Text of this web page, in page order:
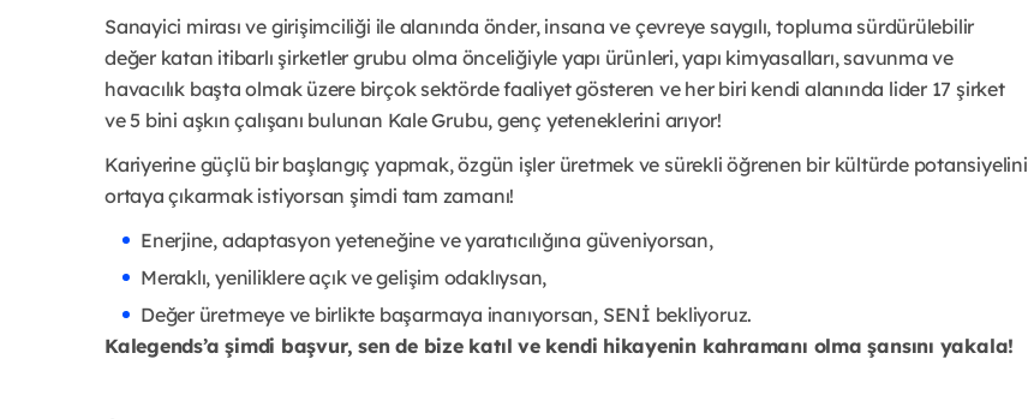
Sanayici mirası ve girişimciliği ile alanında önder, insana ve çevreye saygılı, topluma sürdürülebilir
değer katan itibarlı şirketler grubu olma önceliğiyle yapı ürünleri, yapı kimyasalları, savunma ve
havacılık başta olmak üzere birçok sektörde faaliyet gösteren ve her biri kendi alanında lider 17 şirket
ve 5 bini aşkın çalışanı bulunan Kale Grubu, genç yeteneklerini arıyor!
Kariyerine güçlü bir başlangıç yapmak, özgün işler üretmek ve sürekli öğrenen bir kültürde potansiyelini
ortaya çıkarmak istiyorsan şimdi tam zamanı!
Enerjine, adaptasyon yeteneğine ve yaratıcılığına güveniyorsan,
Meraklı, yeniliklere açık ve gelişim odaklıysan,
Değer üretmeye ve birlikte başarmaya inanıyorsan, SENİ bekliyoruz.
Kalegends’a şimdi başvur, sen de bize katıl ve kendi hikayenin kahramanı olma şansını yakala!